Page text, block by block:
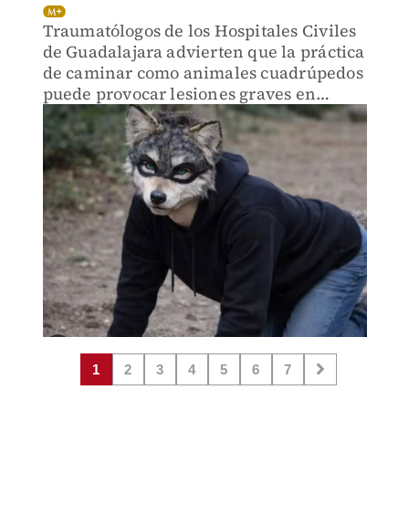
Traumatólogos de los Hospitales Civiles
de Guadalajara advierten que la práctica
de caminar como animales cuadrúpedos
puede provocar lesiones graves en
hombros, rodillas y columna.
1 2 3 4 5 6 7